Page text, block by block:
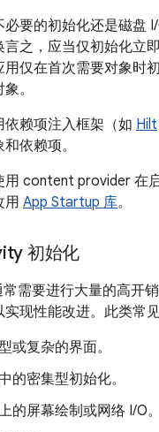
要的初始化还是磁盘
之，应当仅初始化立
仅在首次需要对象时
。
依赖项注入框架（如 Hilt
依赖项。
用 content provider 在
用 App Startup 库。
初始化
需要进行大量的高开
现性能改进。此类常
或复杂的界面。
的密集型初始化。
的屏幕绘制或网络 I/O。